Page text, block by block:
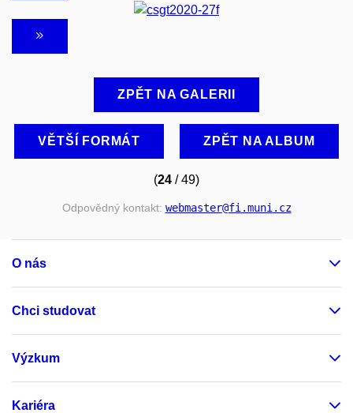
ZPĚT NA GALERII
VĚTŠÍ FORMÁT ZPĚT NA ALBUM
(24 / 49)
Odpovědný kontakt: webmaster@fi.muni.cz
O nás
Chci studovat
Výzkum
Kariéra